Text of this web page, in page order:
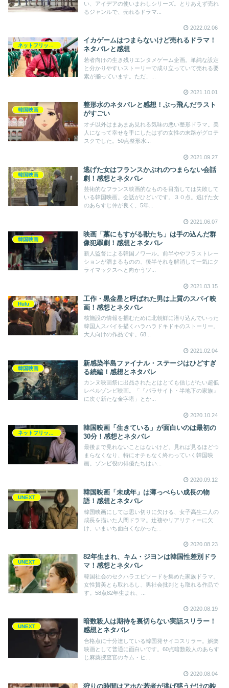
い、アイデアの使いまわしシリーズ。とりあえず売れ
るジャンルで、売れるドラマ...
2022.02.06
ネットフリックス
イカゲームはつまらないけど売れるドラマ！
ネタバレと感想
若者向けの生き残りエンタメゲーム企画。単純な設定
と分かりやすいストーリーで成り立っていて売れる要
素が揃っています。ただ、...
2021.10.01
韓国映画
整形水のネタバレと感想！ぶっ飛んだラスト
がすごい
オチ以外はまあまあ見れる気味の悪い整形ドラマ。美
人になって幸せを手にしたはずの女性の末路がグロテ
スクでした。50点整形水...
2021.09.27
韓国映画
逃げた女はフランスかぶれのつまらない会話
劇！感想とネタバレ
芸術的なフランス映画的なものを目指しては失敗して
いる韓国映画。会話がひどいです。３０点。逃げた女
のあらすじ仲が良く、5年...
2021.06.07
韓国映画
映画「藁にもすがる獣たち」は手の込んだ群
像犯罪劇！感想とネタバレ
新人監督による韓国ノワール。前半ややフラストレー
ションが溜まるものの、後半それを解消して一気にク
ライマックスへと向かうツ...
2021.03.15
Hulu
工作・黒金星と呼ばれた男は上質のスパイ映
画！感想とネタバレ
核施設の情報を掴むために北朝鮮に潜り込んでいった
韓国人スパイを描くハラハラドキドキのストーリー。
大人向けの作品です。68...
2021.02.04
韓国映画
新感染半島ファイナル・ステージはひどすぎ
る続編！感想とネタバレ
カンヌ映画祭に出品されたとはとても信じがたい超低
レベルゾンビ映画。「『パラサイト・半地下の家族』
に次ぐ新たな金字塔」とか...
2020.10.24
韓国映画「生きている」が面白いのは最初の
30分！感想とネタバレ
最後まで見れないことはないけど、見れば見るほどつ
まらなくなり、特にオチもなく終わっていく韓国映
画。ゾンビ役の俳優たちはい...
2020.09.12
UNEXT
韓国映画「未成年」は薄っぺらい成長の物
語！感想とネタバレ
韓国映画にしては思い切りに欠ける、女子高生二人の
成長を描いた人間ドラマ。辻褄やリアリティーに欠
け、いまいち面白くなかった...
2020.08.23
UNEXT
82年生まれ、キム・ジヨンは韓国性差別ドラ
マ！感想とネタバレ
韓国社会のセクハラエピソードを集めた家族ドラマ。
女性賛美とも取れるし、男社会批判とも取れる作品で
す。58点82年生まれ、...
2020.08.19
UNEXT
暗数殺人は期待を裏切らない実話スリラー！
感想とネタバレ
合格点に十分達している韓国発サイコスリラー。娯楽
映画として普通に面白いです。60点暗数殺人のあらす
じ麻薬捜査官のキム・ヒ...
2020.08.04
狩りの時間はアホな若者が逃げ惑うだけの映